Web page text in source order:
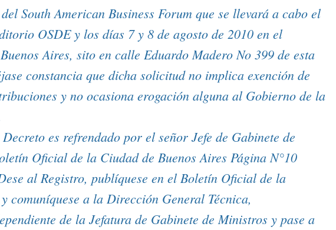
South American Business Forum que se llevará a cabo el
OSDE y los días 7 y 8 de agosto de 2010 en el
Aires, sito en calle Eduardo Madero No 399 de esta
constancia que dicha solicitud no implica exención de
y no ocasiona erogación alguna al Gobierno de la
es refrendado por el señor Jefe de Gabinete de
Oficial de la Ciudad de Buenos Aires Página N°10
al Registro, publíquese en el Boletín Oficial de la
comuníquese a la Dirección General Técnica,
de la Jefatura de Gabinete de Ministros y pase a